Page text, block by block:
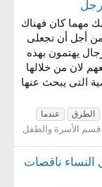
مهما كان فهناك
أجل أن تجعلى
يهتمون بهذه
لان من خلالها
التى يبحث عنها
الطرق
عندما
قسم الأسرة والطفل
ناقصات